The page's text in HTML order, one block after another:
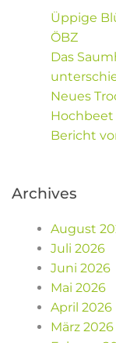
Üppige
ÖBZ
Das
Neues
Hochbeet
Bericht
Archives
August
Juli 2026
Juni 2026
Mai 2026
April 2026
März 2026